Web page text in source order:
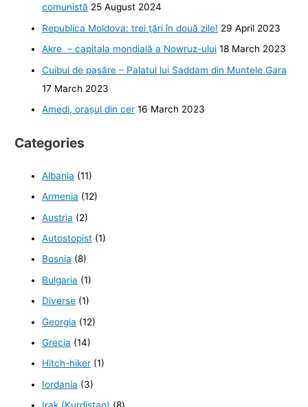
comunistă 25 August 2024
Republica Moldova: trei ţări în două zile! 29 April 2023
Akre – capitala mondială a Nowruz-ului 18 March 2023
Cuibul de pasăre – Palatul lui Saddam din Muntele Gara
17 March 2023
Amedi, orașul din cer 16 March 2023
Categories
Albania (11)
Armenia (12)
Austria (2)
Autostopist (1)
Bosnia (8)
Bulgaria (1)
Diverse (1)
Georgia (12)
Grecia (14)
Hitch-hiker (1)
Iordania (3)